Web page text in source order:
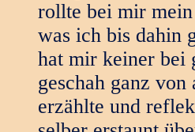
rollte bei mir mein
was ich bis dahin
hat mir keiner bei
geschah ganz
erzählte und